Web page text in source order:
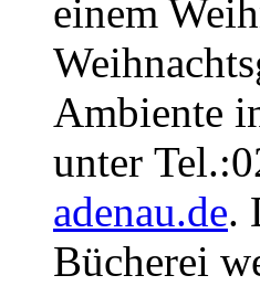
einem
Ambiente
unter
adenau.de.
Bücherei